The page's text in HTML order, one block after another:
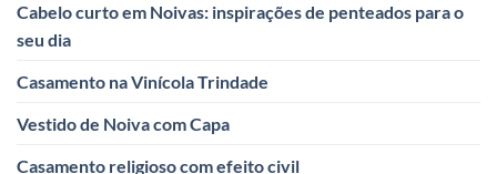
Cabelo curto em Noivas: inspirações de penteados para o
seu dia
Casamento na Vinícola Trindade
Vestido de Noiva com Capa
Casamento religioso com efeito civil